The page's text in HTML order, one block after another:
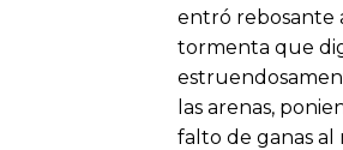
entró rebosante
tormenta que
las arenas,
falto de ganas al